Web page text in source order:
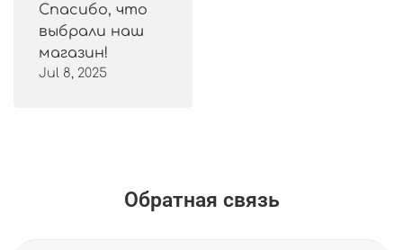
Спасибо, что
выбрали наш
магазин!
Jul 8, 2025
Обратная связь